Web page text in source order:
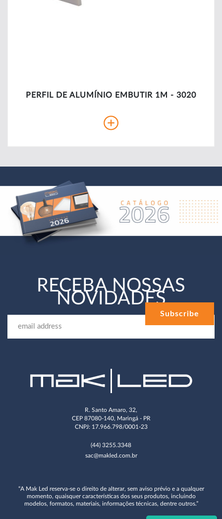
PERFIL DE ALUMÍNIO EMBUTIR 1M - 3020
RECEBA NOSSAS
NOVIDADES
R. Santo Amaro, 32,
CEP 87080-140, Maringá - PR
CNPJ: 17.966.798/0001-23
(44) 3255.3348
sac@makled.com.br
“A Mak Led reserva-se o direito de alterar, sem aviso prévio e a qualquer
momento, quaisquer características dos seus produtos, incluindo
modelos, formatos, materiais, informações técnicas, dentre outros.”